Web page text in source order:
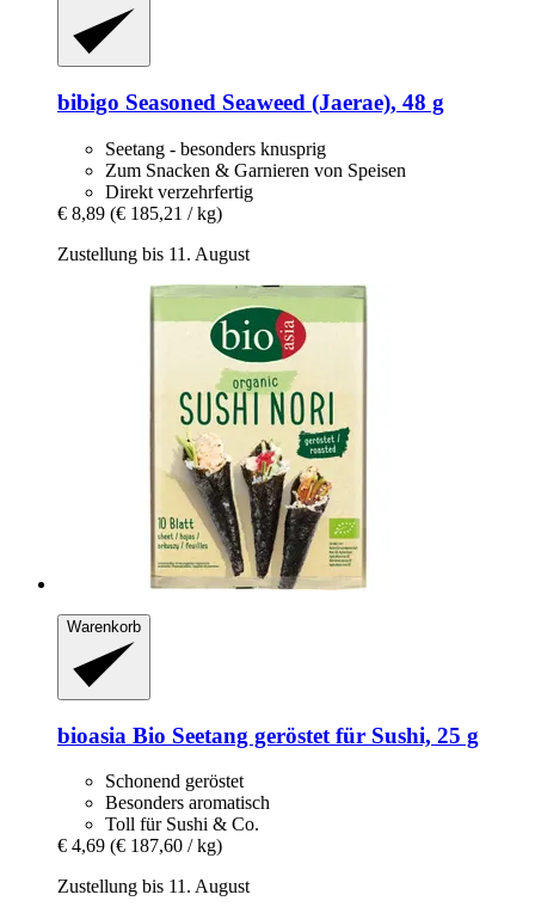
bibigo Seasoned Seaweed (Jaerae), 48 g
Seetang - besonders knusprig
Zum Snacken & Garnieren von Speisen
Direkt verzehrfertig
€ 8,89 (€ 185,21 / kg)
Zustellung bis 11. August
Warenkorb
bioasia Bio Seetang geröstet für Sushi, 25 g
Schonend geröstet
Besonders aromatisch
Toll für Sushi & Co.
€ 4,69 (€ 187,60 / kg)
Zustellung bis 11. August